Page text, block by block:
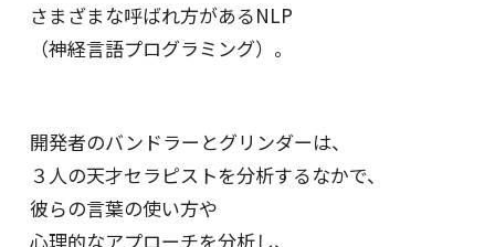
さまざまな呼ばれ方があるNLP
（神経言語プログラミング）。
開発者のバンドラーとグリンダーは、
３人の天才セラピストを分析するなかで、
彼らの言葉の使い方や
心理的なアプローチを分析し、